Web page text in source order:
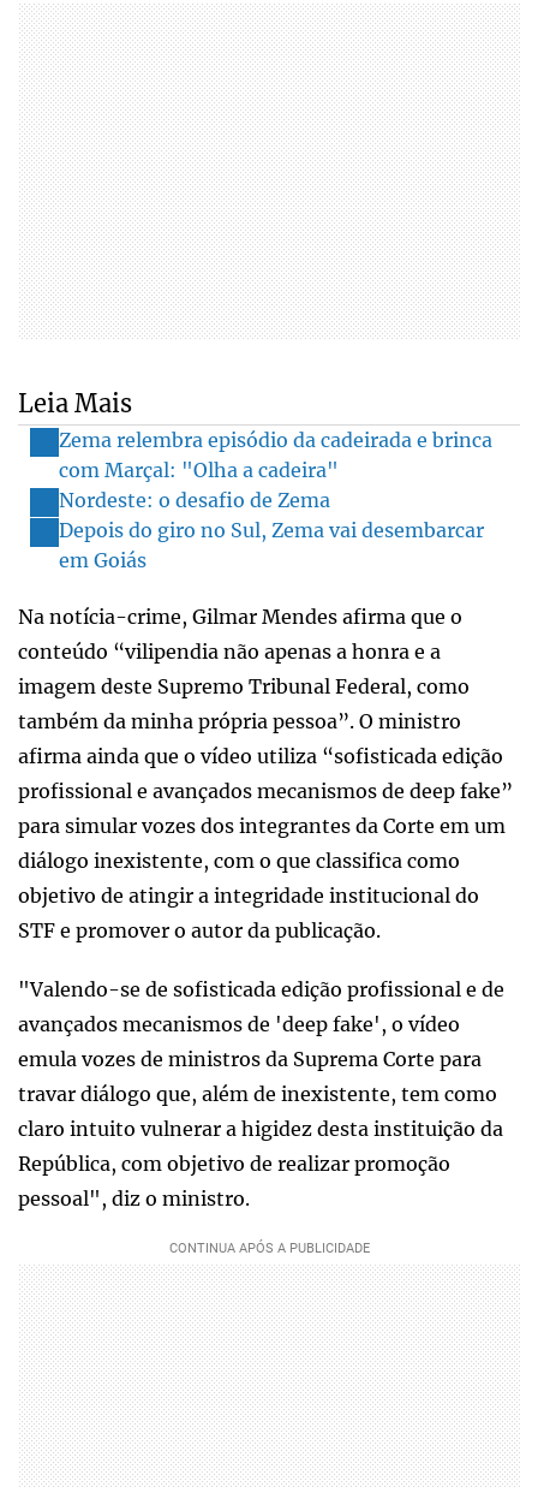
Leia Mais
Zema relembra episódio da cadeirada e brinca
com Marçal: "Olha a cadeira"
Nordeste: o desafio de Zema
Depois do giro no Sul, Zema vai desembarcar
em Goiás
Na notícia-crime, Gilmar Mendes afirma que o
conteúdo “vilipendia não apenas a honra e a
imagem deste Supremo Tribunal Federal, como
também da minha própria pessoa”. O ministro
afirma ainda que o vídeo utiliza “sofisticada edição
profissional e avançados mecanismos de deep fake”
para simular vozes dos integrantes da Corte em um
diálogo inexistente, com o que classifica como
objetivo de atingir a integridade institucional do
STF e promover o autor da publicação.
"Valendo-se de sofisticada edição profissional e de
avançados mecanismos de 'deep fake', o vídeo
emula vozes de ministros da Suprema Corte para
travar diálogo que, além de inexistente, tem como
claro intuito vulnerar a higidez desta instituição da
República, com objetivo de realizar promoção
pessoal", diz o ministro.